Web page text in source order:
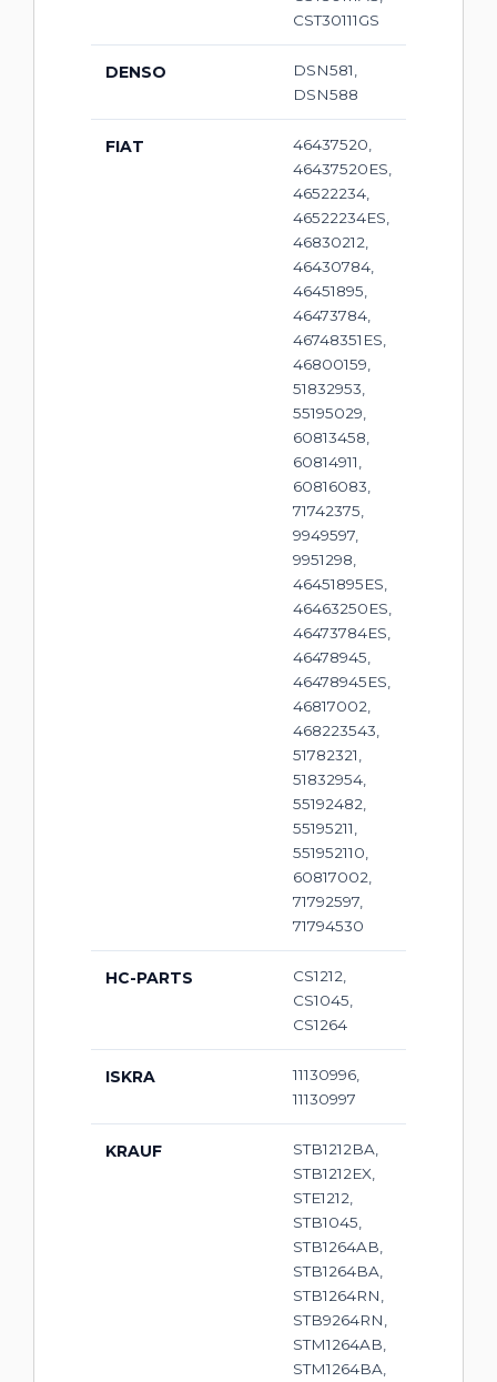
CST30111GS
DENSO
DSN581,
DSN588
FIAT
46437520,
46437520ES,
46522234,
46522234ES,
46830212,
46430784,
46451895,
46473784,
46748351ES,
46800159,
51832953,
55195029,
60813458,
60814911,
60816083,
71742375,
9949597,
9951298,
46451895ES,
46463250ES,
46473784ES,
46478945,
46478945ES,
46817002,
468223543,
51782321,
51832954,
55192482,
55195211,
551952110,
60817002,
71792597,
71794530
HC-PARTS
CS1212,
CS1045,
CS1264
ISKRA
11130996,
11130997
KRAUF
STB1212BA,
STB1212EX,
STE1212,
STB1045,
STB1264AB,
STB1264BA,
STB1264RN,
STB9264RN,
STM1264AB,
STM1264BA,